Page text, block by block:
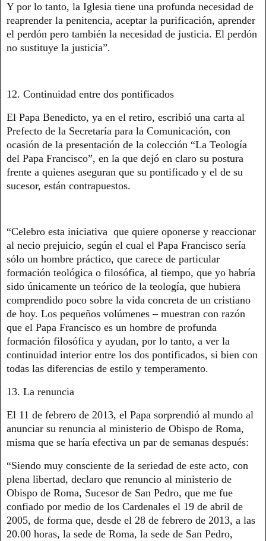
Y por lo tanto, la Iglesia tiene una profunda necesidad de
reaprender la penitencia, aceptar la purificación, aprender
el perdón pero también la necesidad de justicia. El perdón
no sustituye la justicia”.
12. Continuidad entre dos pontificados
El Papa Benedicto, ya en el retiro, escribió una carta al
Prefecto de la Secretaría para la Comunicación, con
ocasión de la presentación de la colección “La Teología
del Papa Francisco”, en la que dejó en claro su postura
frente a quienes aseguran que su pontificado y el de su
sucesor, están contrapuestos.
“Celebro esta iniciativa que quiere oponerse y reaccionar
al necio prejuicio, según el cual el Papa Francisco sería
sólo un hombre práctico, que carece de particular
formación teológica o filosófica, al tiempo, que yo habría
sido únicamente un teórico de la teología, que hubiera
comprendido poco sobre la vida concreta de un cristiano
de hoy. Los pequeños volúmenes – muestran con razón
que el Papa Francisco es un hombre de profunda
formación filosófica y ayudan, por lo tanto, a ver la
continuidad interior entre los dos pontificados, si bien con
todas las diferencias de estilo y temperamento.
13. La renuncia
El 11 de febrero de 2013, el Papa sorprendió al mundo al
anunciar su renuncia al ministerio de Obispo de Roma,
misma que se haría efectiva un par de semanas después:
“Siendo muy consciente de la seriedad de este acto, con
plena libertad, declaro que renuncio al ministerio de
Obispo de Roma, Sucesor de San Pedro, que me fue
confiado por medio de los Cardenales el 19 de abril de
2005, de forma que, desde el 28 de febrero de 2013, a las
20.00 horas, la sede de Roma, la sede de San Pedro,